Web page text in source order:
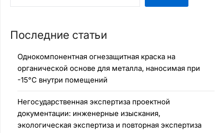
Последние статьи
Однокомпонентная огнезащитная краска на
органической основе для металла, наносимая при
-15°C внутри помещений
Негосударственная экспертиза проектной
документации: инженерные изыскания,
экологическая экспертиза и повторная экспертиза